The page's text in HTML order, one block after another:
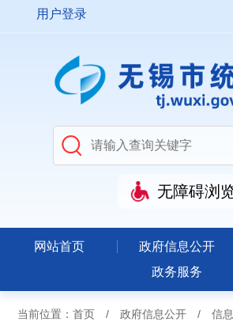
用户登录
无障碍浏
网站首页 政府信息公开
政务服务
当前位置： 首页 / 政府信息公开 / 信